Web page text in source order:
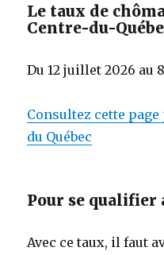
Le taux de
Centre-du-
Du 12 juillet 2026 au
Consultez cette
du Québec
Pour se
Avec ce taux, il faut